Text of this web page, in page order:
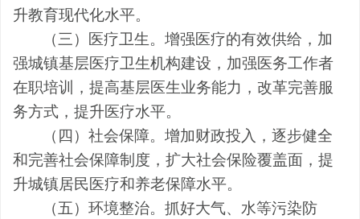
升教育现代化水平。
（三）医疗卫生。增强医疗的有效供给，加
强城镇基层医疗卫生机构建设，加强 医务工作者
在职培训，提高基层医生业务能力，改革完善服
务方式，提升医疗水平。
（四）社会保障。增加财政投入，逐步健全
和完善社会保障制度，扩大社会保险覆盖面，提
升城镇居民医疗和养老保障水平。
（五）环境整治。抓好大气、水等污染防